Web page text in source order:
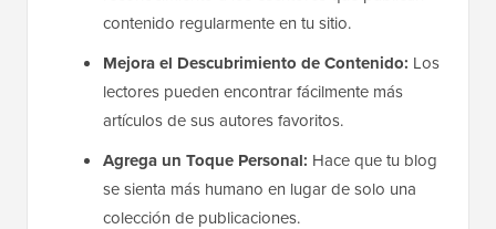
contenido regularmente en tu sitio.
Mejora el Descubrimiento de Contenido: Los
lectores pueden encontrar fácilmente más
artículos de sus autores favoritos.
Agrega un Toque Personal: Hace que tu blog
se sienta más humano en lugar de solo una
colección de publicaciones.